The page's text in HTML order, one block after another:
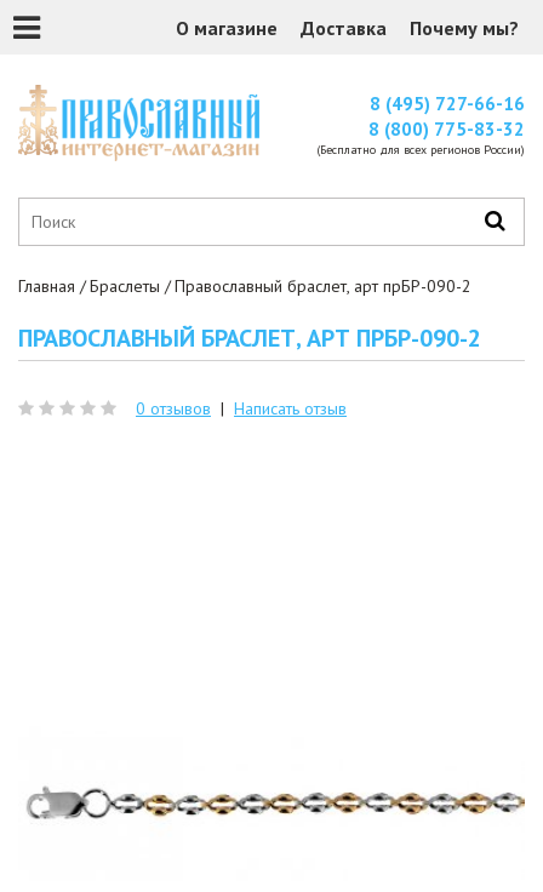
О магазине Доставка Почему мы?
8 (495) 727-66-16
8 (800) 775-83-32
(Бесплатно для всех регионов России)
Главная Браслеты Православный браслет, арт прБР-090-2
ПРАВОСЛАВНЫЙ БРАСЛЕТ, АРТ ПРБР-090-2
0 отзывов | Написать отзыв